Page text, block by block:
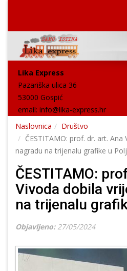
Lika Express
Pazariška ulica 36
53000 Gospić
email: info@lika-express.hr
Naslovnica
Društvo
ČESTITAMO: prof. dr. art.
nagradu na trijenalu grafike u
ČESTITAMO:
Vivoda dobila
na trijenalu
Objavljeno: 27/05/2024